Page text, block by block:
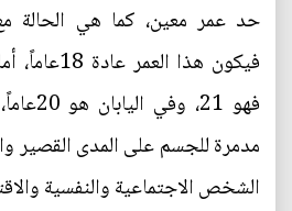
حد عمر معين، كما هي الحالة
فيكون هذا
فهو
مدمرة للجسم على المدى القصير
الشخص الاجتماعية والنفسية